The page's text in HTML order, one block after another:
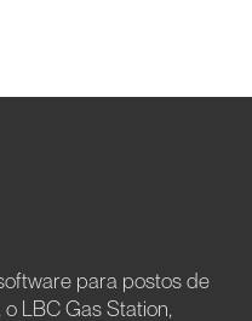
para postos de
LBC Gas Station,